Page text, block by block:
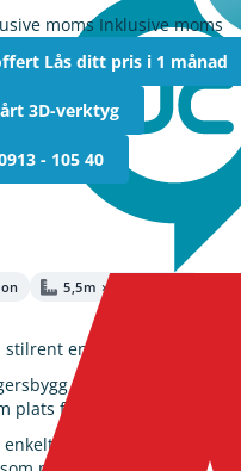
moms Inklusive moms
Lås ditt pris i 1 månad
3D-verktyg
- 105 40
5,5m × 8,5m × 4,0m
enkelgarage på 47
är ett utmärkt val
plats för både bil,
enkelt att anpassa